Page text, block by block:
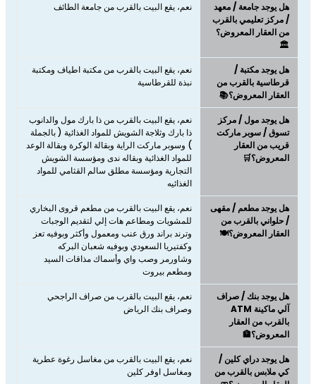
هل يوجد جامعة / معهد
/ مركز تعليمي بالقرب
من العقار المعروض؟
🏛️
نعم، يقع البيت بالقرب من جامعة الطائف
هل يوجد مكتبة /
قرطاسية بالقرب من
العقار المعروض؟📚
نعم، يقع البيت بالقرب من مكتبة اطياف ومكتبة
نبذة للقرطاسية
هل يوجد مول / مركز
تسوق / سوبر ماركت
قريب من العقار
المعروض؟🛒
نعم، يقع البيت بالقرب من ذا بارك مول والدانوب
ذا بارك وثلاجة الشويش للمواد الغذائية ( بالجملة
) وسوبر ماركت الراية وبقالة الوكرة وبقالة الوعد
للمواد الغذائية وبقاله ندى ومؤسسة الشويش
التجارية ومؤسسة مطلق سالم القثامي للمواد
الغذائيه
هل يوجد مطعم / مقهى
/ حلواني بالقرب من
العقار المعروض؟🍽️
نعم، يقع البيت بالقرب من مطعم قروى البخاري
للمشويات ومطاعم هات إلي لتقديم الوجبات
وترند براند ورق عنب ومعمول وأكثر وبوفيه تعز
وكفتيريا السعودي وبوفيه شعبان البركه
وشاورمر وصب واي وأسماك مذاقات السيد
ومطعم بيروت
هل يوجد بنك / صراف
آلي ماكينة ATM
بالقرب من العقار
المعروض؟🏦
نعم، يقع البيت بالقرب من صراف الراجحي
وصراف بنك الرياض
هل يوجد دراي كلين /
كي ملابس بالقرب من
نعم، يقع البيت بالقرب من مغاسل رغوة عطرية
ومغاسل اوفر كلين